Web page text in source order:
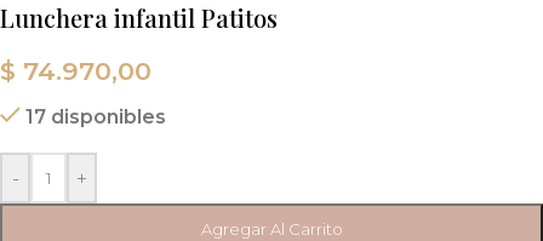
Lunchera infantil Patitos
$ 74.970,00
17 disponibles
- +
Agregar Al Carrito